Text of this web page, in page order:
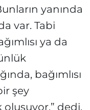
yanında
var. Tabi
ya da
bağımlısı
şey
oluşuyor.” dedi.